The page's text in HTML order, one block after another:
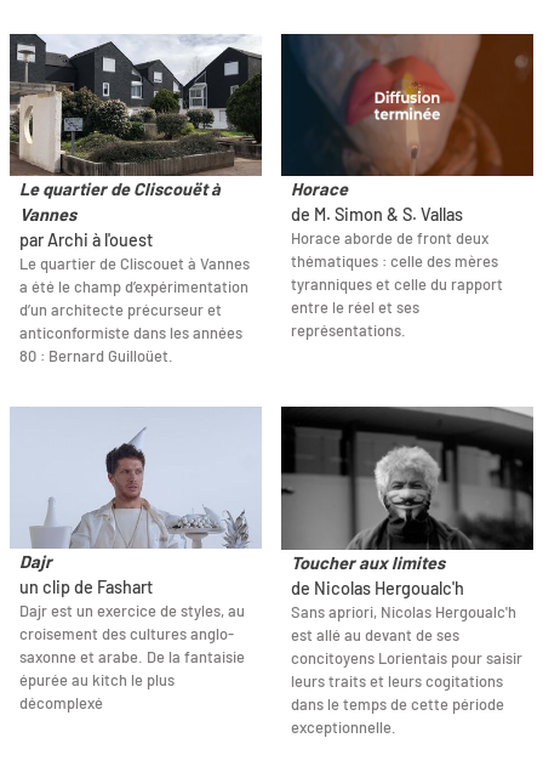
Le quartier de Cliscouët à
Vannes
par Archi à l'ouest
Le quartier de Cliscouet à Vannes
a été le champ d’expérimentation
d’un architecte précurseur et
anticonformiste dans les années
80 : Bernard Guilloüet.
Horace
de M. Simon & S. Vallas
Horace aborde de front deux
thématiques : celle des mères
tyranniques et celle du rapport
entre le réel et ses
représentations.
Dajr
un clip de Fashart
Dajr est un exercice de styles, au
croisement des cultures anglo-
saxonne et arabe. De la fantaisie
épurée au kitch le plus
décomplexé
Toucher aux limites
de Nicolas Hergoualc'h
Sans apriori, Nicolas Hergoualc'h
est allé au devant de ses
concitoyens Lorientais pour saisir
leurs traits et leurs cogitations
dans le temps de cette période
exceptionnelle.